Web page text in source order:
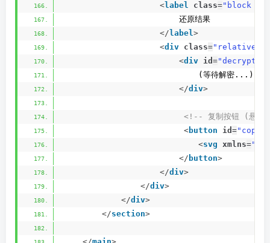
<label class="block
                        还原结果
</ label>
<div class="relative
<div id =
                            (等待解密...)
</div>
<!-- 复制按钮 (悬
<button id =
<svg xmlns=
</ button>
</div>
</div>
</div>
</section>